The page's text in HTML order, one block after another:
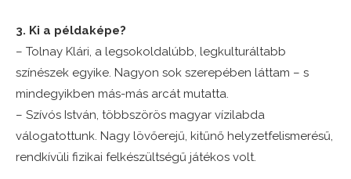
3. Ki a példaképe?
– Tolnay Klári, a legsokoldalúbb, legkulturáltabb
színészek egyike. Nagyon sok szerepében láttam – s
mindegyikben más-más arcát mutatta.
– Szívós István, többszörös magyar vízilabda
válogatottunk. Nagy lövőerejű, kitűnő helyzetfelismerésű,
rendkívüli fizikai felkészültségű játékos volt.